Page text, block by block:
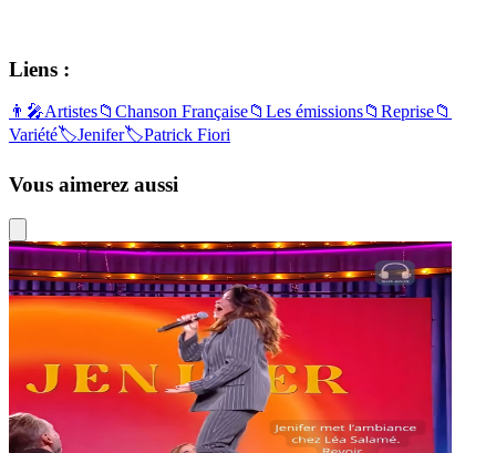
Liens :
👨‍🎤Artistes📁 Chanson Française📁 Les émissions📁 Reprise📁
Variété🏷️Jenifer🏷️Patrick Fiori
Vous aimerez aussi